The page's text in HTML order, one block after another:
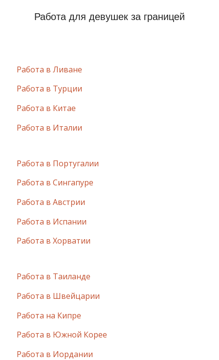
Работа для девушек за границей
Работа в Ливане
Работа в Турции
Работа в Китае
Работа в Италии
Работа в Португалии
Работа в Сингапуре
Работа в Австрии
Работа в Испании
Работа в Хорватии
Работа в Таиланде
Работа в Швейцарии
Работа на Кипре
Работа в Южной Корее
Работа в Иордании